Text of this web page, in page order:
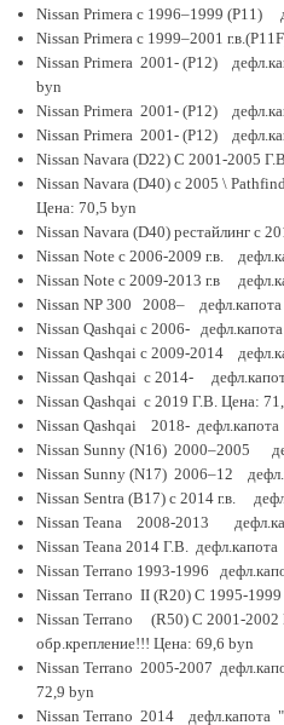
Nissan Primera с 1996–1999 (P11)
Nissan Primera с 1999–2001
Nissan Primera 2001- (P12)
byn
Nissan Primera 2001- (P12)
Nissan Primera 2001- (P12)
Nissan Navara (D22) C 2001-2005
Nissan Navara (D40) с 2005 \
Цена: 70,5 byn
Nissan Navara (D40) рестайлинг с
Nissan Note c 2006-2009 г.в.
Nissan Note c 2009-2013 г.в
Nissan NP 300 2008–
Nissan Qashqai c 2006-
Nissan Qashqai c 2009-2014
Nissan Qashqai c 2014-
Nissan Qashqai c 2019 Г.В. Цена:
Nissan Qashqai 2018-
Nissan Sunny (N16) 2000–2005
Nissan Sunny (N17) 2006–12
Nissan Sentra (B17) c 2014 г.в.
Nissan Teana 2008-2013
Nissan Teana 2014 Г.В.
Nissan Terrano 1993-1996
Nissan Terrano II (R20) С 1995-
Nissan Terrano (R50) С 2001-2002
обр.крепление!!! Цена: 69,6 byn
Nissan Terrano 2005-2007
72,9 byn
Nissan Terrano 2014 дефл.капота